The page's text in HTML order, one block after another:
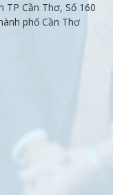
TP Cần Thơ, Số 160
phố Cần Thơ